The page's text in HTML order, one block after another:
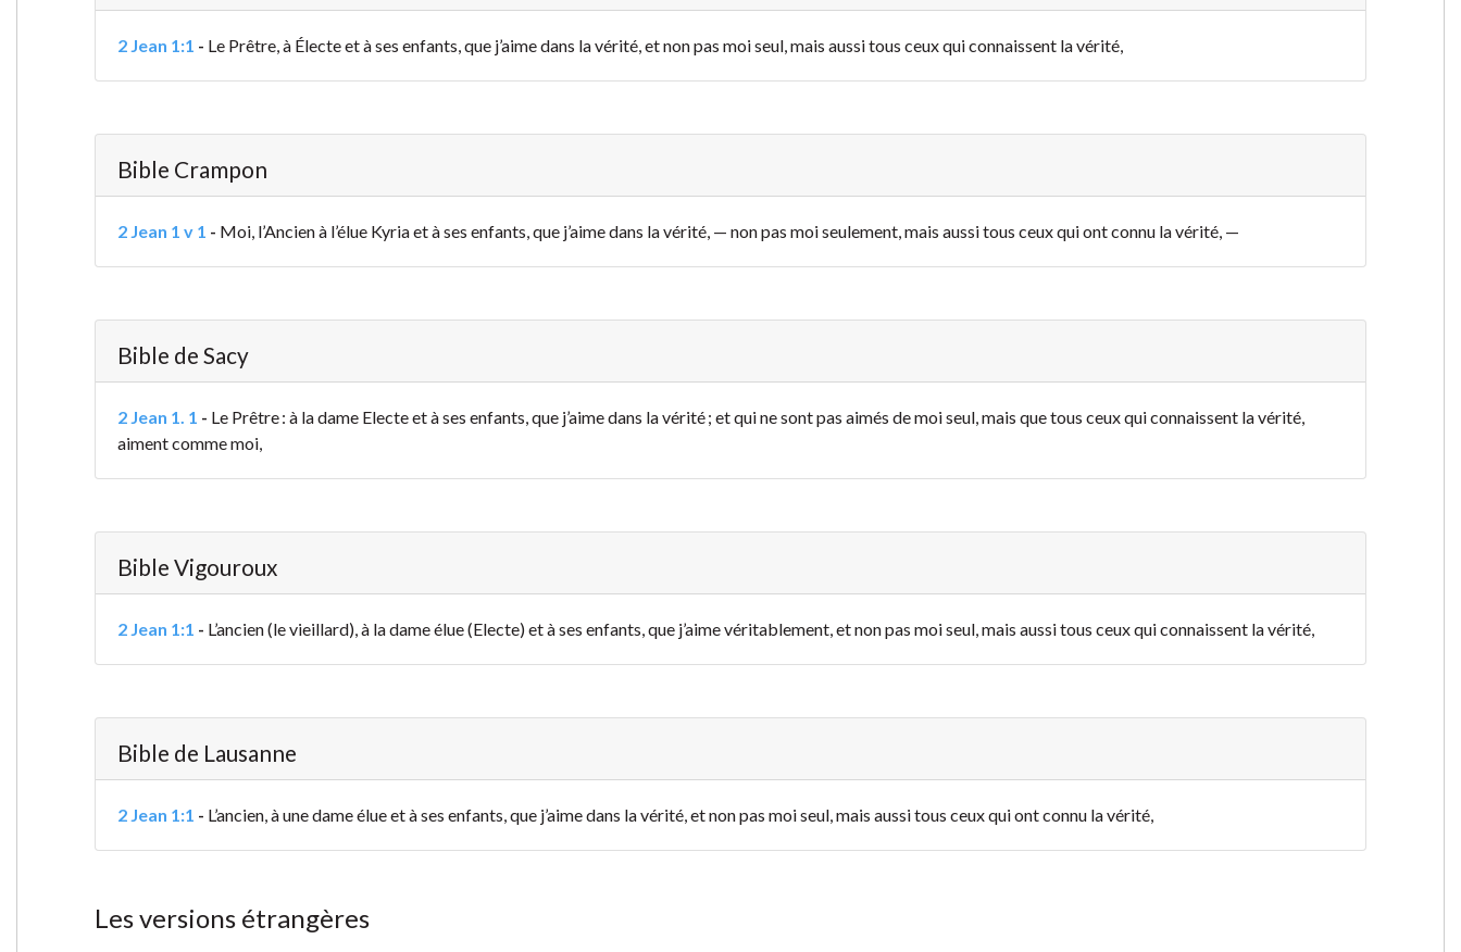
2 Jean 1:1 - Le Prêtre, à Électe et à ses enfants, que j’aime dans la vérité, et non pas moi seul, mais aussi tous ceux qui connaissent la vérité,
Bible Crampon
2 Jean 1 v 1 - Moi, l’Ancien à l’élue Kyria et à ses enfants, que j’aime dans la vérité, — non pas moi seulement, mais aussi tous ceux qui ont connu la vérité, —
Bible de Sacy
2 Jean 1. 1 - Le Prêtre : à la dame Electe et à ses enfants, que j’aime dans la vérité ; et qui ne sont pas aimés de moi seul, mais que tous ceux qui connaissent la vérité,
aiment comme moi,
Bible Vigouroux
2 Jean 1:1 - L’ancien (le vieillard), à la dame élue (Electe) et à ses enfants, que j’aime véritablement, et non pas moi seul, mais aussi tous ceux qui connaissent la vérité,
Bible de Lausanne
2 Jean 1:1 - L’ancien, à une dame élueet à ses enfants, que j’aime dans la vérité, et non pas moi seul, mais aussi tous ceux qui ont connu la vérité,
Les versions étrangères